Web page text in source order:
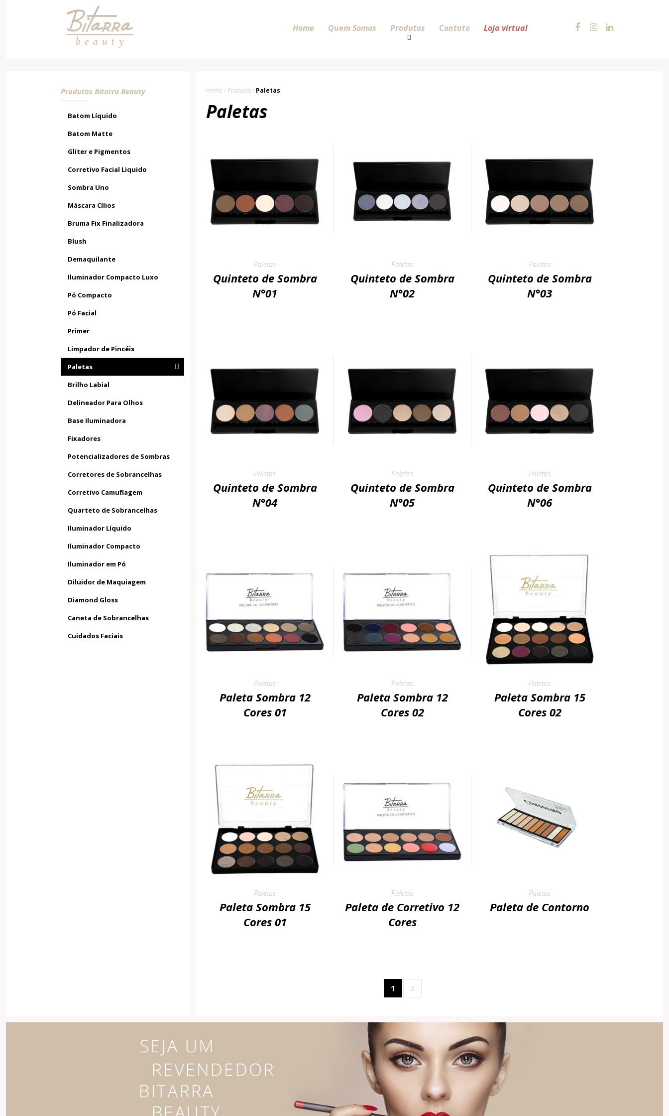
Bitarra Beauty - Cosméticos e
Maquiagens
Home Quem Somos Produtos Contato Loja virtual
Produtos Bitarra Beauty
Batom Líquido
Batom Matte
Gliter e Pigmentos
Corretivo Facial Liquido
Sombra Uno
Máscara Cílios
Bruma Fix Finalizadora
Blush
Demaquilante
Iluminador Compacto Luxo
Pó Compacto
Pó Facial
Primer
Limpador de Pincéis
Paletas
Brilho Labial
Delineador Para Olhos
Base Iluminadora
Fixadores
Potencializadores de Sombras
Corretores de Sobrancelhas
Corretivo Camuflagem
Quarteto de Sobrancelhas
Iluminador Líquido
Iluminador Compacto
Iluminador em Pó
Diluidor de Maquiagem
Diamond Gloss
Caneta de Sobrancelhas
Cuidados Faciais
Home / Produtos / Paletas
Paletas
Paletas
Quinteto de Sombra
N°01
Paletas
Quinteto de Sombra
N°02
Paletas
Quinteto de Sombra
N°03
Paletas
Quinteto de Sombra
N°04
Paletas
Quinteto de Sombra
N°05
Paletas
Quinteto de Sombra
N°06
Paletas
Paleta Sombra 12
Cores 01
Paletas
Paleta Sombra 12
Cores 02
Paletas
Paleta Sombra 15
Cores 02
Paletas
Paleta Sombra 15
Cores 01
Paletas
Paleta de Corretivo 12
Cores
Paletas
Paleta de Contorno
1 2